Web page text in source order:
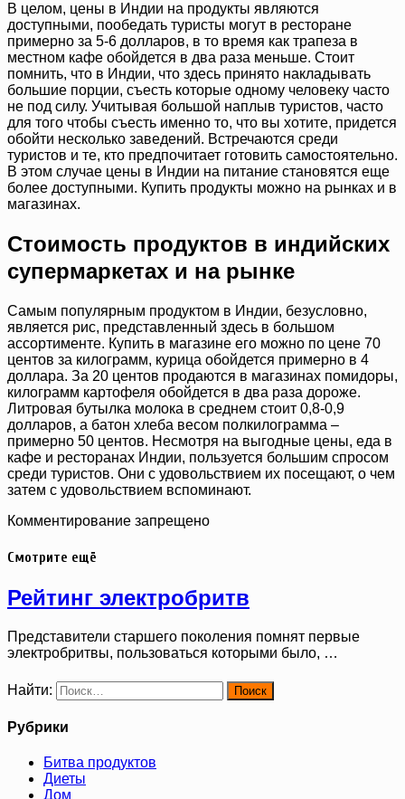
В целом, цены в Индии на продукты являются
доступными, пообедать туристы могут в ресторане
примерно за 5-6 долларов, в то время как трапеза в
местном кафе обойдется в два раза меньше. Стоит
помнить, что в Индии, что здесь принято накладывать
большие порции, съесть которые одному человеку часто
не под силу. Учитывая большой наплыв туристов, часто
для того чтобы съесть именно то, что вы хотите, придется
обойти несколько заведений. Встречаются среди
туристов и те, кто предпочитает готовить самостоятельно.
В этом случае цены в Индии на питание становятся еще
более доступными. Купить продукты можно на рынках и в
магазинах.
Стоимость продуктов в индийских
супермаркетах и на рынке
Самым популярным продуктом в Индии, безусловно,
является рис, представленный здесь в большом
ассортименте. Купить в магазине его можно по цене 70
центов за килограмм, курица обойдется примерно в 4
доллара. За 20 центов продаются в магазинах помидоры,
килограмм картофеля обойдется в два раза дороже.
Литровая бутылка молока в среднем стоит 0,8-0,9
долларов, а батон хлеба весом полкилограмма –
примерно 50 центов. Несмотря на выгодные цены, еда в
кафе и ресторанах Индии, пользуется большим спросом
среди туристов. Они с удовольствием их посещают, о чем
затем с удовольствием вспоминают.
Комментирование запрещено
Смотрите ещё
Рейтинг электробритв
Представители старшего поколения помнят первые
электробритвы, пользоваться которыми было, …
Найти:
Рубрики
Битва продуктов
Диеты
Дом